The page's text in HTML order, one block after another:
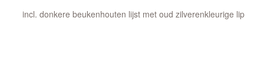
incl. donkere beukenhouten lijst met oud zilverenkleurige lip